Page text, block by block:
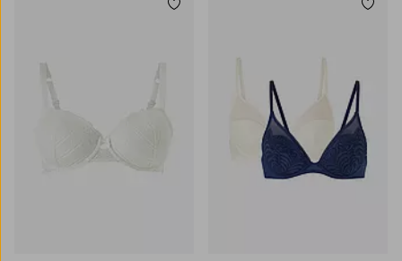
Tilføj til favoritter